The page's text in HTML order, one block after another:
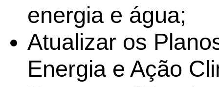
energia e água;
Atualizar os
Energia e Ação